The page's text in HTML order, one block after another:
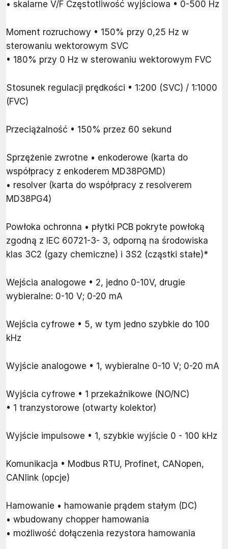
• skalarne V/F Częstotliwość wyjściowa • 0-500 Hz
Moment rozruchowy • 150% przy 0,25 Hz w
sterowaniu wektorowym SVC
• 180% przy 0 Hz w sterowaniu wektorowym FVC
Stosunek regulacji prędkości • 1:200 (SVC) / 1:1000
(FVC)
Przeciążalność • 150% przez 60 sekund
Sprzężenie zwrotne • enkoderowe (karta do
współpracy z enkoderem MD38PGMD)
• resolver (karta do współpracy z resolverem
MD38PG4)
Powłoka ochronna • płytki PCB pokryte powłoką
zgodną z IEC 60721-3- 3, odporną na środowiska
klas 3C2 (gazy chemiczne) i 3S2 (cząstki stałe)*
Wejścia analogowe • 2, jedno 0-10V, drugie
wybieralne: 0-10 V; 0-20 mA
Wejścia cyfrowe • 5, w tym jedno szybkie do 100
kHz
Wyjście analogowe • 1, wybieralne 0-10 V; 0-20 mA
Wyjścia cyfrowe • 1 przekaźnikowe (NO/NC)
• 1 tranzystorowe (otwarty kolektor)
Wyjście impulsowe • 1, szybkie wyjście 0 - 100 kHz
Komunikacja • Modbus RTU, Profinet, CANopen,
CANlink (opcje)
Hamowanie • hamowanie prądem stałym (DC)
• wbudowany chopper hamowania
• możliwość dołączenia rezystora hamowania